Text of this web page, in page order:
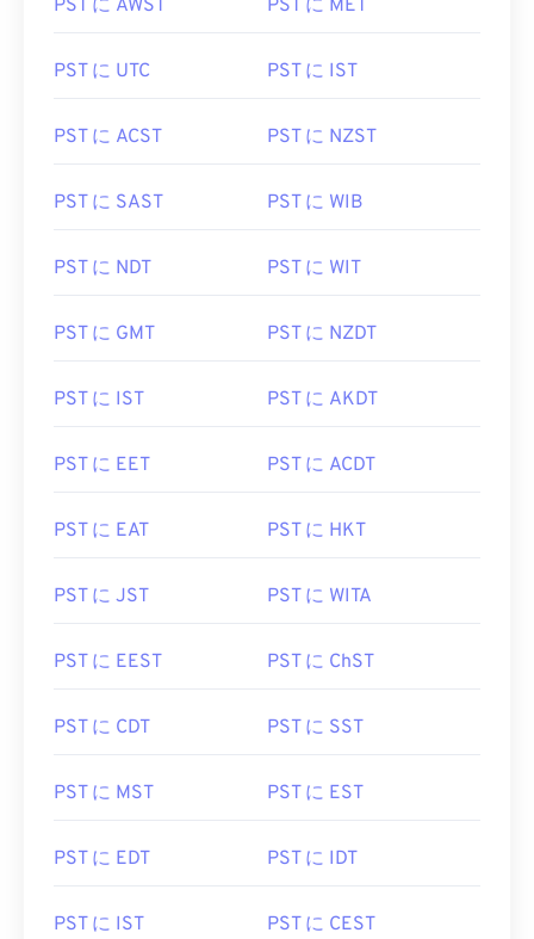
PST に AWST PST に MET
PST に UTC PST に IST
PST に ACST PST に NZST
PST に SAST PST に WIB
PST に NDT PST に WIT
PST に GMT PST に NZDT
PST に IST PST に AKDT
PST に EET PST に ACDT
PST に EAT PST に HKT
PST に JST PST に WITA
PST に EEST PST に ChST
PST に CDT PST に SST
PST に MST PST に EST
PST に EDT PST に IDT
PST に IST PST に CEST